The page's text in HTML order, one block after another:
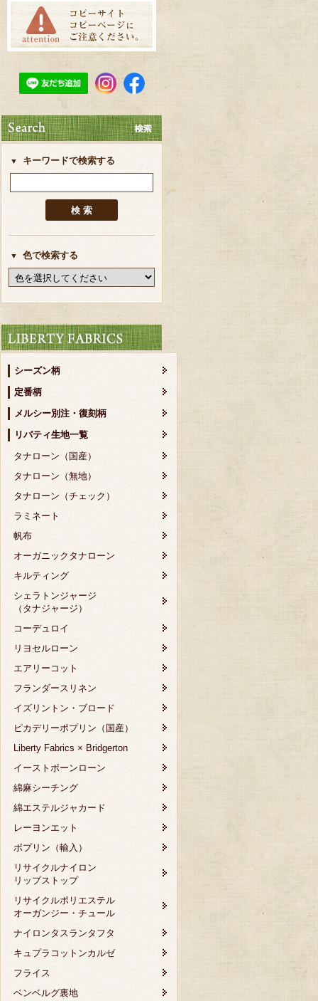
キーワードで検索する
色で検索する
シーズン柄
定番柄
メルシー別注・復刻柄
リバティ生地一覧
タナローン（国産）
タナローン（無地）
タナローン（チェック）
ラミネート
帆布
オーガニックタナローン
キルティング
シェラトンジャージ
（タナジャージ）
コーデュロイ
リヨセルローン
エアリーコット
フランダースリネン
イズリントン・ブロード
ピカデリーポプリン（国産）
Liberty Fabrics × Bridgerton
イーストボーンローン
綿麻シーチング
綿エステルジャカード
レーヨンエット
ポプリン（輸入）
リサイクルナイロン
リップストップ
リサイクルポリエステル
オーガンジー・チュール
ナイロンタスランタフタ
キュプラコットンカルゼ
フライス
ベンベルグ裏地